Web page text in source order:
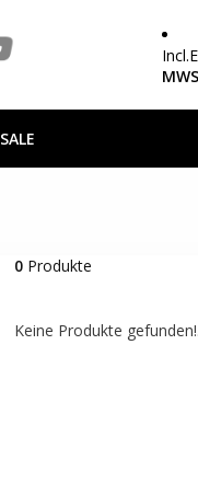
Incl.
SALE
0Produkte
Keine Produkte